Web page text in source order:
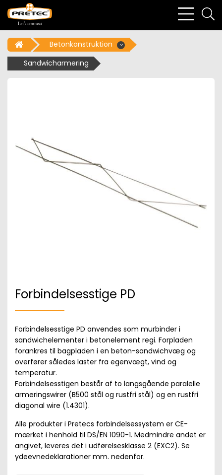
bars
Betonkonstruktion
Sandwicharmering
Forbindelsesstige PD
Forbindelsesstige PD anvendes som murbinder i
sandwichelementer i betonelement regi. Forpladen
forankres til bagpladen i en beton-sandwichvæg og
overfører således laster fra egenvægt, vind og
temperatur.
Forbindelsesstigen består af to langsgående paralelle
armeringswirer (B500 stål og rustfri stål) og en rustfri
diagonal wire (1.4301).
Alle produkter i Pretecs forbindelsessystem er CE-
mærket i henhold til DS/EN 1090-1. Medmindre andet er
angivet, leveres det i udførelsesklasse 2 (EXC2). Se
ydeevnedeklarationer mm. nedenfor.